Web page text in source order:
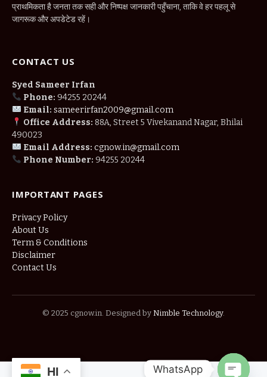
प्राथमिकता है जनता तक सही और निष्पक्ष जानकारी पहुँचाना, ताकि वे हर पहलू से
जागरूक और अपडेटेड रहें।
CONTACT US
Syed Sameer Irfan
Phone: 94255 20244
Email: sameerirfan2009@gmail.com
Office Address: 88A, Street 5 Vivekanand Nagar, Bhilai
490023
Email Address: cgnow.in@gmail.com
Phone Number: 94255 20244
IMPORTANT PAGES
Privacy Policy
About Us
Term & Conditions
Disclaimer
Contact Us
© 2025 cgnow.in. Designed by Nimble Technology.
HI WhatsApp